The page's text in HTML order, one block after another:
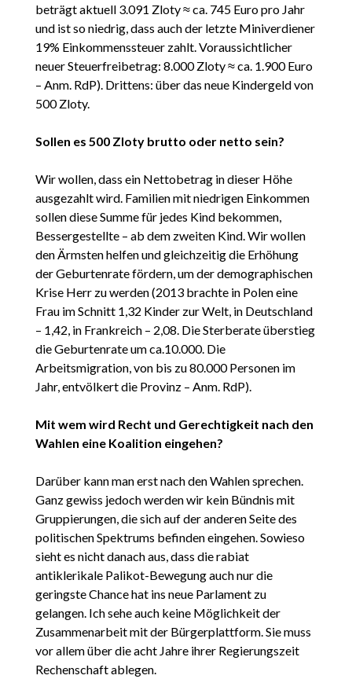
beträgt aktuell 3.091 Zloty ≈ ca. 745 Euro pro Jahr
und ist so niedrig, dass auch der letzte Miniverdiener
19% Einkommenssteuer zahlt. Voraussichtlicher
neuer Steuerfreibetrag: 8.000 Zloty ≈ ca. 1.900 Euro
– Anm. RdP). Drittens: über das neue Kindergeld von
500 Zloty.
Sollen es 500 Zloty brutto oder netto sein?
Wir wollen, dass ein Nettobetrag in dieser Höhe
ausgezahlt wird. Familien mit niedrigen Einkommen
sollen diese Summe für jedes Kind bekommen,
Bessergestellte – ab dem zweiten Kind. Wir wollen
den Ärmsten helfen und gleichzeitig die Erhöhung
der Geburtenrate fördern, um der demographischen
Krise Herr zu werden (2013 brachte in Polen eine
Frau im Schnitt 1,32 Kinder zur Welt, in Deutschland
– 1,42, in Frankreich – 2,08. Die Sterberate überstieg
die Geburtenrate um ca.10.000. Die
Arbeitsmigration, von bis zu 80.000 Personen im
Jahr, entvölkert die Provinz – Anm. RdP).
Mit wem wird Recht und Gerechtigkeit nach den
Wahlen eine Koalition eingehen?
Darüber kann man erst nach den Wahlen sprechen.
Ganz gewiss jedoch werden wir kein Bündnis mit
Gruppierungen, die sich auf der anderen Seite des
politischen Spektrums befinden eingehen. Sowieso
sieht es nicht danach aus, dass die rabiat
antiklerikale Palikot-Bewegung auch nur die
geringste Chance hat ins neue Parlament zu
gelangen. Ich sehe auch keine Möglichkeit der
Zusammenarbeit mit der Bürgerplattform. Sie muss
vor allem über die acht Jahre ihrer Regierungszeit
Rechenschaft ablegen.